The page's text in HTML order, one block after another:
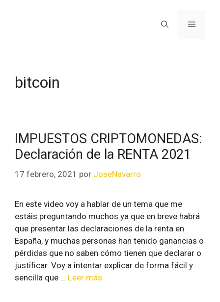
bitcoin
IMPUESTOS CRIPTOMONEDAS:
Declaración de la RENTA 2021
17 febrero, 2021 por JoseNavarro
En este video voy a hablar de un tema que me
estáis preguntando muchos ya que en breve habrá
que presentar las declaraciones de la renta en
España, y muchas personas han tenido ganancias o
pérdidas que no saben cómo tienen que declarar o
justificar. Voy a intentar explicar de forma fácil y
sencilla que … Leer más